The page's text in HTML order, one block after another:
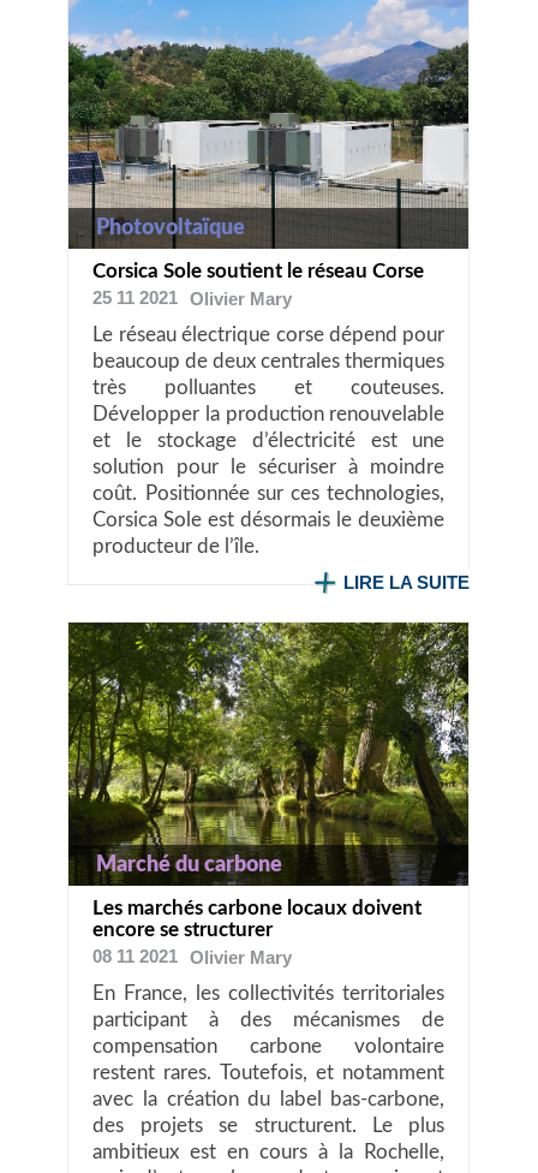
Photovoltaïque
Corsica Sole soutient le réseau Corse
25 11 2021
Olivier Mary
Le réseau électrique corse dépend pour
beaucoup de deux centrales thermiques
très polluantes et couteuses.
Développer la production renouvelable
et le stockage d’électricité est une
solution pour le sécuriser à moindre
coût. Positionnée sur ces technologies,
Corsica Sole est désormais le deuxième
producteur de l’île.
LIRE LA SUITE
Marché du carbone
Les marchés carbone locaux doivent
encore se structurer
08 11 2021
Olivier Mary
En France, les collectivités territoriales
participant à des mécanismes de
compensation carbone volontaire
restent rares. Toutefois, et notamment
avec la création du label bas-carbone,
des projets se structurent. Le plus
ambitieux est en cours à la Rochelle,